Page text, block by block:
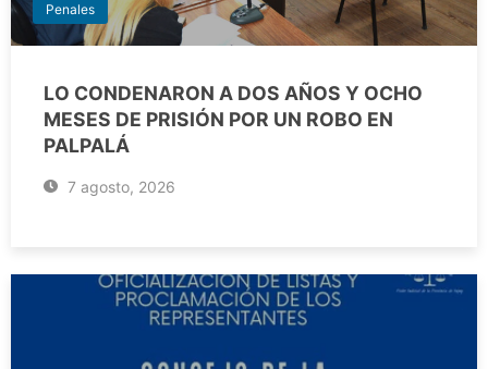
Penales
LO CONDENARON A DOS AÑOS Y OCHO
MESES DE PRISIÓN POR UN ROBO EN
PALPALÁ
7 agosto, 2026